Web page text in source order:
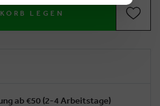
LEGEN
ab €50 (2-4 Arbeitstage)